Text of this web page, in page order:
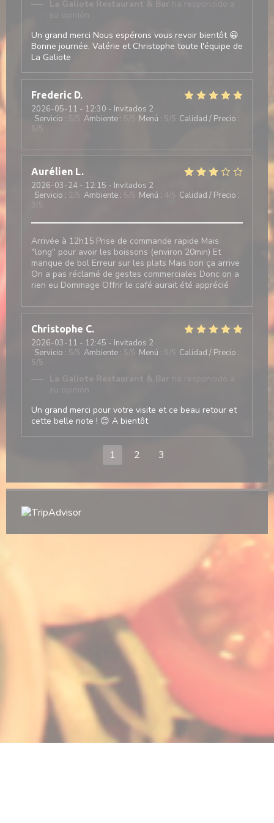
en una nueva ventana))
La Galiote Restaurant & Bar ha respondido a
su opinión
Un grand merci Nous espérons vous revoir bientôt 😀
Bonne journée, Valérie et Christophe toute l'équipe de
La Galiote
Frederic D
2026-05-11 - 12:30 - Invitados 2
Servicio : Ambiente : Menú : 5 /5 Calidad / Precio :
Aurélien L
2026-03-24 - 12:15 - Invitados 2
Servicio : Ambiente : Menú : Calidad / Precio :
Arrivée à 12h15 Prise de commande rapide Mais
"long" pour avoir les boissons (environ 20min) Et
manque de bol Erreur sur les plats Mais bon ça arrive
On a pas réclamé de gestes commerciales Donc on a
rien eu Dommage Offrir le café aurait été apprécié
Christophe C
2026-03-11 - 12:45 - Invitados 2
Servicio : 5 /5 Ambiente : 5 /5 Menú : Calidad / Precio :
5 /5
La Galiote Restaurant & Bar ha respondido a
su opinión
Un grand merci pour votre visite et ce beau retour et
cette belle note ! 😊 A bientôt
1 2 3